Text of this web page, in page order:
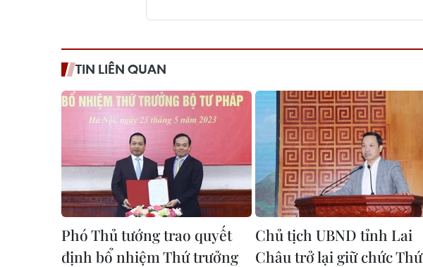
TIN LIÊN QUAN
Phó Thủ tướng trao quyết
định bổ nhiệm Thứ trưởng
Chủ tịch UBND tỉnh Lai
Châu trở lại giữ chức Thứ